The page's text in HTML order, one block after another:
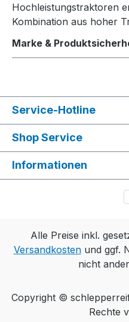
Hochleistungstraktoren
Kombination aus hoher
Marke &
Service-Hotline
Shop Service
Informationen
Alle Preise inkl.
Versandkostenund ggf.
nicht
Copyright ©
Rechte